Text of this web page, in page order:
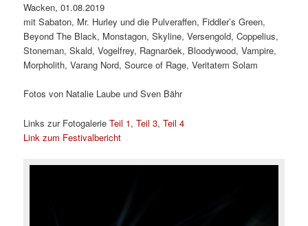
Wacken, 01.08.2019
mit Sabaton, Mr. Hurley und die Pulveraffen, Fiddler’s Green,
Beyond The Black, Monstagon, Skyline, Versengold, Coppelius,
Stoneman, Skald, Vogelfrey, Ragnaröek, Bloodywood, Vampire,
Morpholith, Varang Nord, Source of Rage, Veritatem Solam
Fotos von Natalie Laube und Sven Bähr
Links zur FotogalerieTeil 1,Teil 3,Teil 4
Link zum Festivalbericht